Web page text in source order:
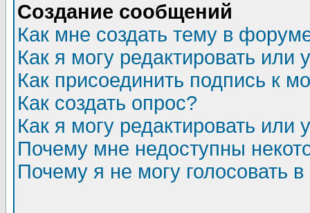
Создание сообщений
Как мне создать тему в
Как я могу редактировать или
Как присоединить подпись к
Как создать опрос?
Как я могу редактировать или
Почему мне недоступны
Почему я не могу голосовать